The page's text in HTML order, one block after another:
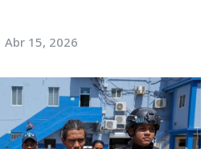
Abr 15, 2026